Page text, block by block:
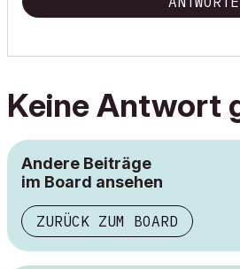
Keine Antwort
Andere Beiträge
im Board ansehen
ZURÜCK ZUM BOARD